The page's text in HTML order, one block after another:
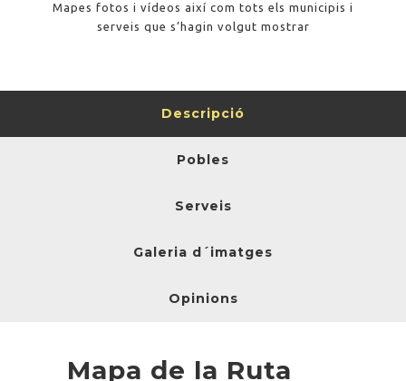
Mapes fotos i vídeos així com tots els municipis i
serveis que s’hagin volgut mostrar
Descripció
Pobles
Serveis
Galeria d´imatges
Opinions
Mapa de la Ruta